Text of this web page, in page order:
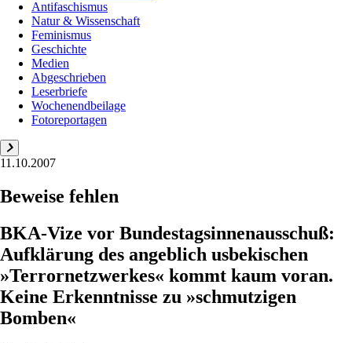
Antifaschismus
Natur & Wissenschaft
Feminismus
Geschichte
Medien
Abgeschrieben
Leserbriefe
Wochenendbeilage
Fotoreportagen
11.10.2007
Beweise fehlen
BKA-Vize vor Bundestagsinnenausschuß:
Aufklärung des angeblich usbekischen
»Terrornetzwerkes« kommt kaum voran.
Keine Erkenntnisse zu »schmutzigen
Bomben«